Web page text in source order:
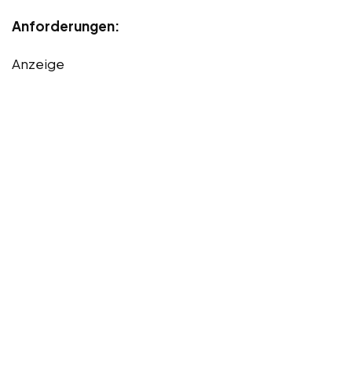
Anforderungen:
Anzeige